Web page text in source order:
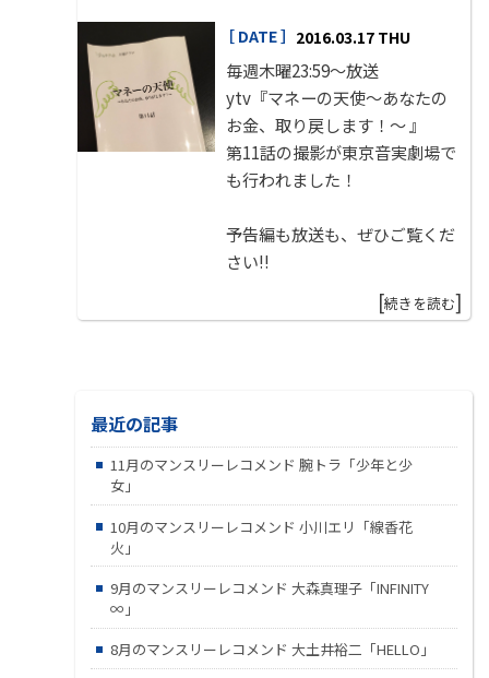
八木亜由美さん＆ゆーやん
“トランスパランス”さんの高
瀬"makoring"麻里子さん
そしてご意見番
そのべ博之さん
同じくご意見番
飛志津ゆかりさん
ありがとうございました！！
［ DATE ］ 2016.03.17 THU
毎週木曜23:59〜放送
ytv『マネーの天使～あなたの
お金、取り戻します！～ 』
第11話の撮影が東京音実劇場で
も行われました！
予告編も放送も、ぜひご覧くだ
さい!!
[続きを読む]
最近の記事
11月のマンスリーレコメンド 腕トラ「少年と少
女」
10月のマンスリーレコメンド 小川エリ「線香花
火」
9月のマンスリーレコメンド 大森真理子「INFINITY
∞」
8月のマンスリーレコメンド 大土井裕二「HELLO」